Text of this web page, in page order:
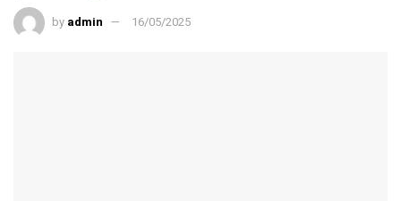
by admin 16/05/2025